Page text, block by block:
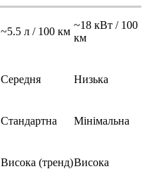
~5.5 л / 100 км
~18 кВт / 100
км
Середня Низька
Стандартна Мінімальна
Висока (тренд)Висока